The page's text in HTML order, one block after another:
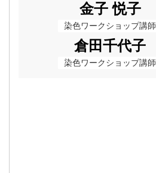
金子 悦子
染色ワークショップ講師
倉田千代子
染色ワークショップ講師